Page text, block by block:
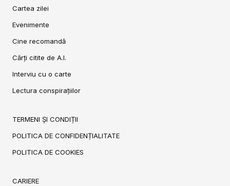
Cartea zilei
Evenimente
Cine recomandă
Cărți citite de A.I.
Interviu cu o carte
Lectura conspirațiilor
TERMENI ȘI CONDIȚII
POLITICA DE CONFIDENȚIALITATE
POLITICA DE COOKIES
CARIERE